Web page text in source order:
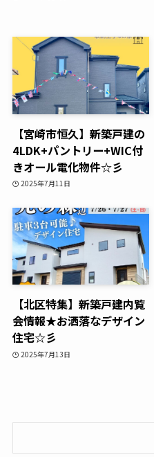
【宮崎市恒久】新築戸建の
4LDK+パントリー+WIC付
きオール電化物件☆彡
2025年7月11日
【北区特集】新築戸建内覧
会情報★お洒落なデザイン
住宅☆彡
2025年7月13日